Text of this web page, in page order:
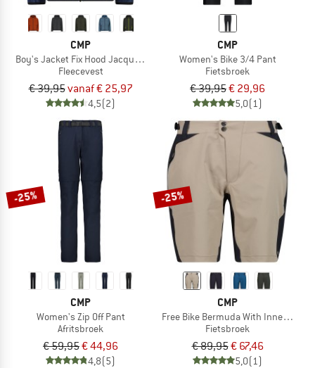
CMP
Boy's Jacket Fix Hood Jacquard Knitted
Fleecevest
€ 39,95vanaf € 25,97
4,5(2)
CMP
Women's Bike 3/4 Pant
Fietsbroek
€ 39,95€ 29,96
5,0(1)
-25%
CMP
Women's Zip Off Pant
Afritsbroek
€ 59,95€ 44,96
4,8(5)
-25%
CMP
Free Bike Bermuda With Inner Mesh
Fietsbroek
€ 89,95€ 67,46
5,0(1)